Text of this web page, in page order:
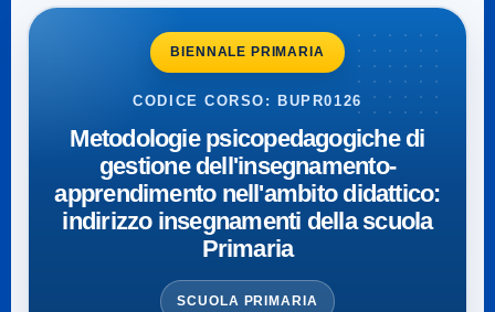
BIENNALE PRIMARIA
CODICE CORSO: BUPR0126
Metodologie psicopedagogiche di
gestione dell'insegnamento-
apprendimento nell'ambito didattico:
indirizzo insegnamenti della scuola
Primaria
SCUOLA PRIMARIA